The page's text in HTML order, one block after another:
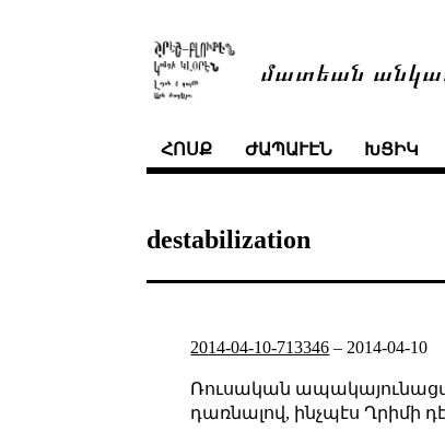
մատեան
ՀՈՍՔ ԺԱՊԱՒԷՆ ԽՑԻԿ
destabilization
2014-04-10-713346 – 2014-04-10
Ռուսական
դառնալով, ինչպէս Ղրիմի